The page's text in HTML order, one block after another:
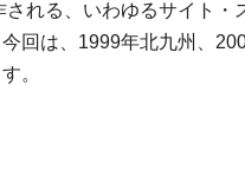
れる、いわゆるサイト・
回は、1999年北九州、
。